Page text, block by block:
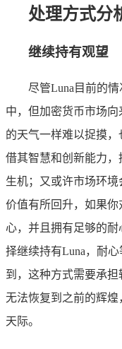
处理方式分
继续持有观望
尽管Luna目前的
中，但加密货币市场
的天气一样难以捉摸，
借其智慧和创新能力，
生机；又或许市场环
价值有所回升，如果你
心，并且拥有足够的
择继续持有Luna，耐
到，这种方式需要承
无法恢复到之前的辉
天际。